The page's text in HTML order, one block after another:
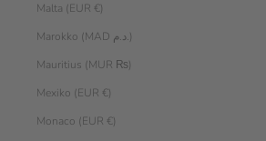
Malta (EUR €)
Marokko (MAD د.م.)
Mauritius (MUR ₨)
Mexiko (EUR €)
Monaco (EUR €)